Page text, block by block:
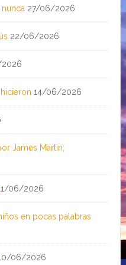
27/06/2026
22/06/2026
14/06/2026
James Martin;
06/2026
en pocas palabras
06/2026